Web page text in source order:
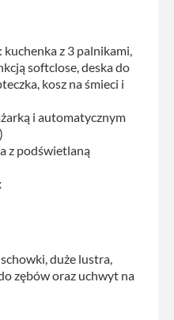
z 3 palnikami,
softclose, deska do
kosz na śmieci i
i automatycznym
z podświetlaną
duże lustra,
zębów oraz uchwyt na